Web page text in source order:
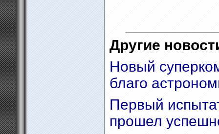
Другие
Новый
благо
Первый
прошел